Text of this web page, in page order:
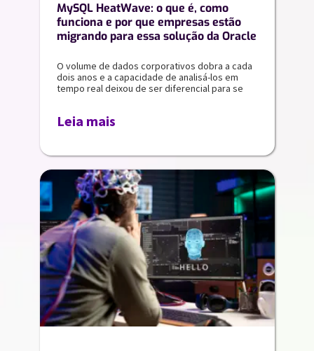
MySQL HeatWave: o que é, como
funciona e por que empresas estão
migrando para essa solução da Oracle
O volume de dados corporativos dobra a cada
dois anos e a capacidade de analisá-los em
tempo real deixou de ser diferencial para se
Leia mais